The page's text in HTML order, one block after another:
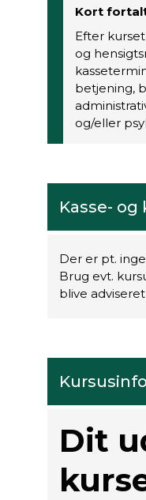
Kort
Efter
og
betjening,
og/eller
Kasse-
Der er pt.
Brug evt.
blive
Dit